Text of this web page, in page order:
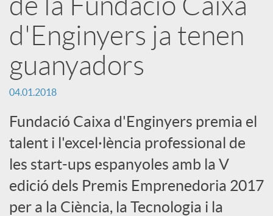
r
x
e
s
S
d'Enginyers ja tenen
guanyadors
04.01.2018
Fundació Caixa d'Enginyers premia el
talent i l'excel·lència professional de
les start-ups espanyoles amb la V
edició dels Premis Emprenedoria 2017
per a la Ciència, la Tecnologia i la